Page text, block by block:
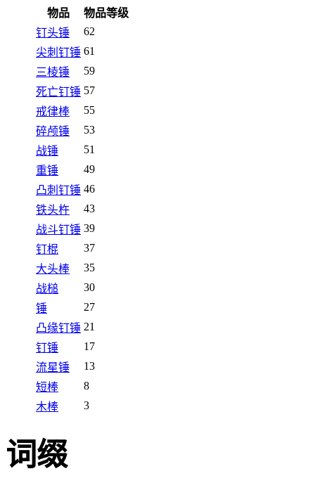
物品
物品等级
钉头锤
62
尖刺钉锤 61
三棱锤
59
死亡钉锤 57
戒律棒
55
碎颅锤
53
战锤
51
重锤
49
凸刺钉锤 46
铁头杵
43
战斗钉锤 39
钉棍
37
大头棒
35
战槌
30
锤
27
凸缘钉锤 21
钉锤
17
流星锤
13
短棒
8
木棒
3
词缀